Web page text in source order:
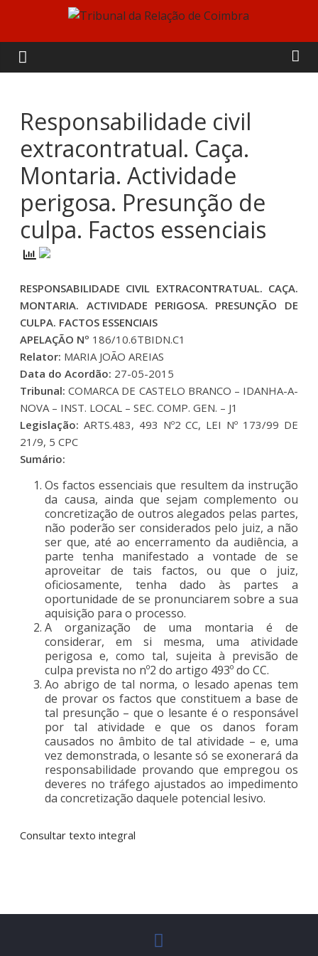
content
Tribunal
da
Relação
de
Coimbra
Responsabilidade civil
extracontratual. Caça.
Montaria. Actividade
perigosa. Presunção de
culpa. Factos essenciais
RESPONSABILIDADE CIVIL EXTRACONTRATUAL. CAÇA.
MONTARIA. ACTIVIDADE PERIGOSA. PRESUNÇÃO DE
CULPA. FACTOS ESSENCIAIS
APELAÇÃO Nº 186/10.6TBIDN.C1
Relator: MARIA JOÃO AREIAS
Data do Acordão: 27-05-2015
Tribunal:COMARCA DE CASTELO BRANCO – IDANHA-A-
NOVA – INST. LOCAL – SEC. COMP. GEN. – J1
Legislação: ARTS.483, 493 Nº2 CC, LEI Nº 173/99 DE
21/9, 5 CPC
Sumário:
Os factos essenciais que resultem da instrução
da causa, ainda que sejam complemento ou
concretização de outros alegados pelas partes,
não poderão ser considerados pelo juiz, a não
ser que, até ao encerramento da audiência, a
parte tenha manifestado a vontade de se
aproveitar de tais factos, ou que o juiz,
oficiosamente, tenha dado às partes a
oportunidade de se pronunciarem sobre a sua
aquisição para o processo.
A organização de uma montaria é de
considerar, em si mesma, uma atividade
perigosa e, como tal, sujeita à previsão de
culpa prevista no nº2 do artigo 493º do CC.
Ao abrigo de tal norma, o lesado apenas tem
de provar os factos que constituem a base de
tal presunção – que o lesante é o responsável
por tal atividade e que os danos foram
causados no âmbito de tal atividade – e, uma
vez demonstrada, o lesante só se exonerará da
responsabilidade provando que empregou os
deveres no tráfego ajustados ao impedimento
da concretização daquele potencial lesivo.
Consultar texto integral